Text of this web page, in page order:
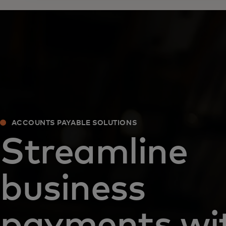
ACCOUNTS PAYABLE SOLUTIONS
Streamline
business